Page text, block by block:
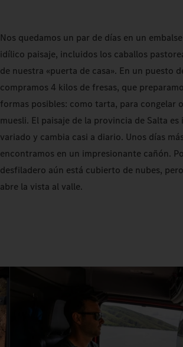
Nos quedamos un par de días en un
idílico paisaje, incluidos los caballos
de nuestra «puerta de casa». En un puesto
compramos 4 kilos de fresas, que
formas posibles: como tarta, para congelar
muesli. El paisaje de la provincia de Salta
variado y cambia casi a diario. Unos días
encontramos en un impresionante cañón.
desfiladero aún está cubierto de nubes,
abre la vista al valle.